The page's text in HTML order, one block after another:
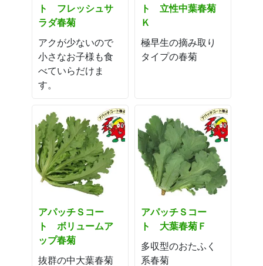
ト フレッシュサ
ラダ春菊
アクが少ないので
小さなお子様も食
べていらだけま
す。
ト 立性中葉春菊
Ｋ
極早生の摘み取り
タイプの春菊
アパッチＳコー
ト ボリュームア
ップ春菊
抜群の中大葉春菊
アパッチＳコー
ト 大葉春菊Ｆ
多収型のおたふく
系春菊